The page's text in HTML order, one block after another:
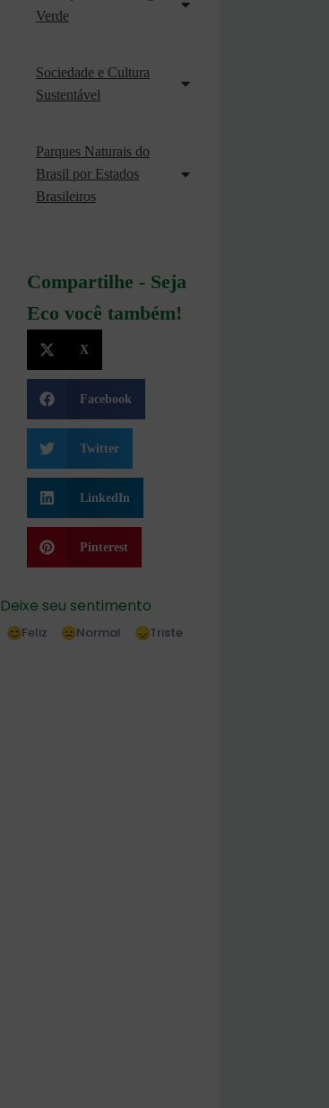
Verde
Sociedade e Cultura
Sustentável
Parques Naturais do
Brasil por Estados
Brasileiros
Compartilhe - Seja
Eco você também!
X
Facebook
Twitter
LinkedIn
Pinterest
Deixe seu sentimento
Feliz Normal Triste